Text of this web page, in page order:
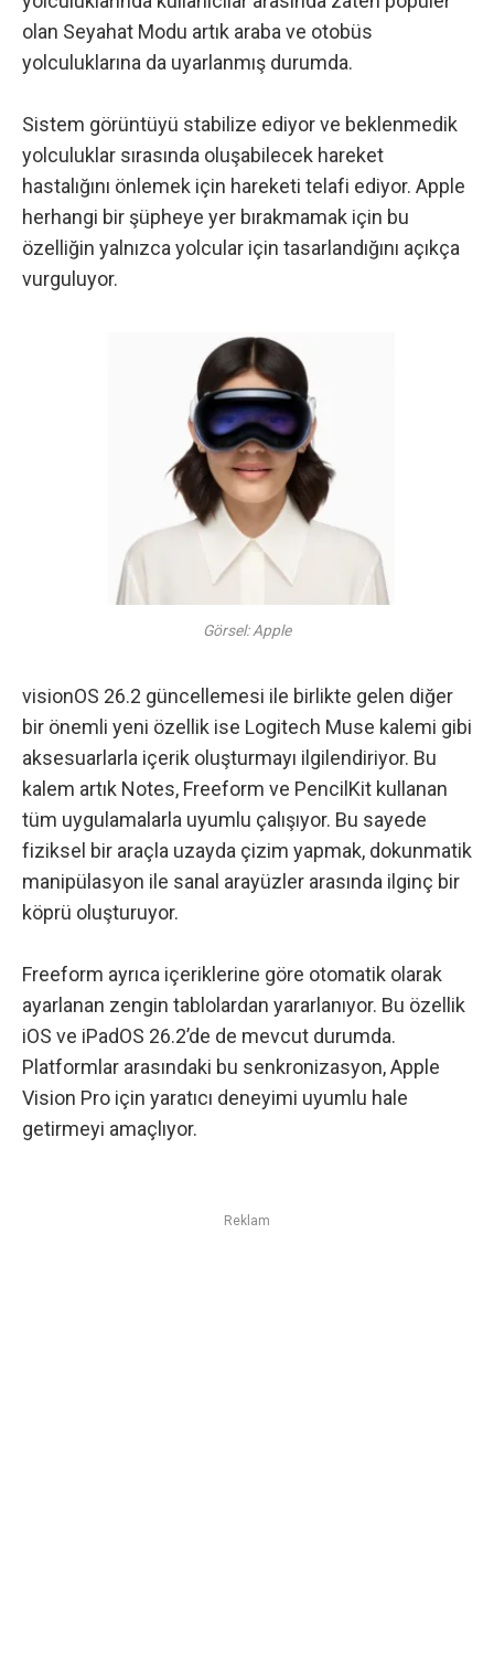
olan Seyahat Modu artık araba ve otobüs
yolculuklarına da uyarlanmış durumda.
Sistem görüntüyü stabilize ediyor ve beklenmedik
yolculuklar sırasında oluşabilecek hareket
hastalığını önlemek için hareketi telafi ediyor. Apple
herhangi bir şüpheye yer bırakmamak için bu
özelliğin yalnızca yolcular için tasarlandığını açıkça
vurguluyor.
Görsel: Apple
visionOS 26.2 güncellemesi ile birlikte gelen diğer
bir önemli yeni özellik ise Logitech Muse kalemi gibi
aksesuarlarla içerik oluşturmayı ilgilendiriyor. Bu
kalem artık Notes, Freeform ve PencilKit kullanan
tüm uygulamalarla uyumlu çalışıyor. Bu sayede
fiziksel bir araçla uzayda çizim yapmak, dokunmatik
manipülasyon ile sanal arayüzler arasında ilginç bir
köprü oluşturuyor.
Freeform ayrıca içeriklerine göre otomatik olarak
ayarlanan zengin tablolardan yararlanıyor. Bu özellik
iOS ve iPadOS 26.2’de de mevcut durumda.
Platformlar arasındaki bu senkronizasyon, Apple
Vision Pro için yaratıcı deneyimi uyumlu hale
getirmeyi amaçlıyor.
Reklam